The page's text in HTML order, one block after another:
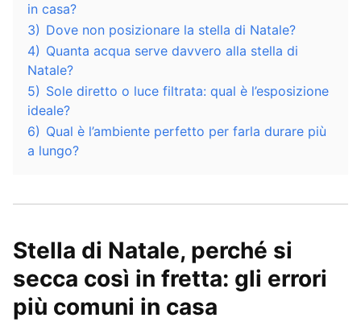
in casa?
3) Dove non posizionare la stella di Natale?
4) Quanta acqua serve davvero alla stella di
Natale?
5) Sole diretto o luce filtrata: qual è l’esposizione
ideale?
6) Qual è l’ambiente perfetto per farla durare più
a lungo?
Stella di Natale, perché si
secca così in fretta: gli errori
più comuni in casa